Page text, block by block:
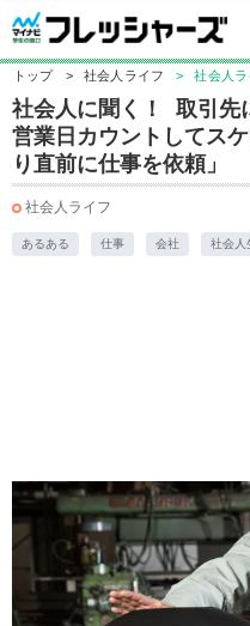
トップ > 社会人ライフ > 社会人ラ
社会人に聞く！ 取引先
営業日カウントしてス
り直前に仕事を依頼」
社会人ライフ
あるある 仕事 会社 社会人